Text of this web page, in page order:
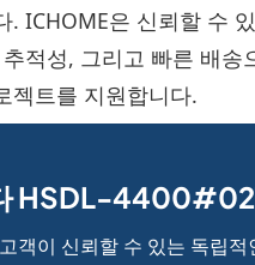
. ICHOME은 신뢰할 수
적성, 그리고 빠른 배
젝트를 지원합니다.
HSDL-
객이 신뢰할 수 있는 독립